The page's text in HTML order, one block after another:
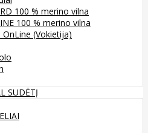
100 % merino vilna
100 % merino vilna
OnLine (Vokietija)
SUDĖTĮ